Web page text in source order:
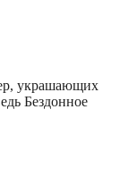
украшающих
Бездонное